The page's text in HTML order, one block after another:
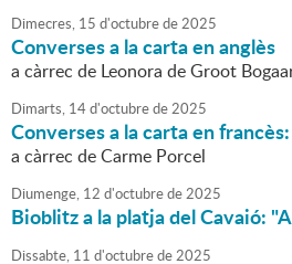
Dimecres, 15 d'octubrede2025
Converses a la carta en anglès
a càrrec de Leonora de Groot
Dimarts, 14d'octubrede2025
Converses a la carta en francès:
a càrrec de Carme Porcel
Diumenge, 12 d'octubrede2025
Bioblitz a la platja del Cavaió:
Dissabte, 11 d'octubrede2025